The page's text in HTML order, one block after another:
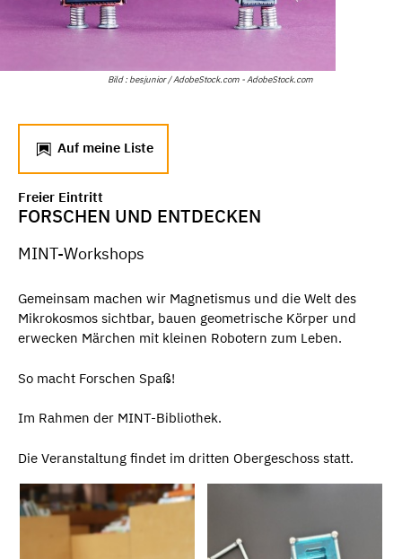
Bild : besjunior / AdobeStock.com - AdobeStock.com
Auf meine Liste
Freier Eintritt
FORSCHEN UND ENTDECKEN
MINT-Workshops
Gemeinsam machen wir Magnetismus und die Welt des
Mikrokosmos sichtbar, bauen geometrische Körper und
erwecken Märchen mit kleinen Robotern zum Leben.
So macht Forschen Spaß!
Im Rahmen der MINT-Bibliothek.
Die Veranstaltung findet im dritten Obergeschoss statt.